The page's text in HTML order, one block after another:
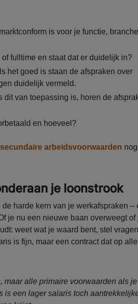
is voor je functie,
fulltime en staat dat er duidelijk in?
het goed is staan de afspraken over
duidelijk vermeld.
dit van toepassing is, horen de
en hoeveel?
secundaire arbeidsvoorwaarden
je loonstrook
harde kern van je werkafspraken –
je nu een nieuwe baan overweegt of
weet wat je waard bent, stel
is fijn, maar een contract dat op
maar alle primaire voorwaarden als je
is een lager salaris toch